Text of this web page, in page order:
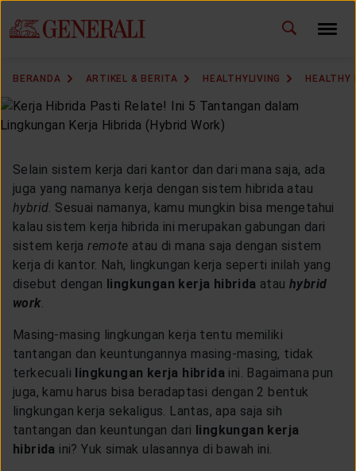
BERANDA ARTIKEL & BERITA HEALTHYLIVING HEALTHY
Selain sistem kerja dari kantor dan dari mana saja, ada
juga yang namanya kerja dengan sistem hibrida atau
hybrid . Sesuai namanya, kamu mungkin bisa mengetahui
kalau sistem kerja hibrida ini merupakan gabungan dari
sistem kerjaremote atau di mana saja dengan sistem
kerja di kantor. Nah, lingkungan kerja seperti inilah yang
disebut dengan lingkungan kerja hibrida atauhybrid
work.
Masing-masing lingkungan kerja tentu memiliki
tantangan dan keuntungannya masing-masing, tidak
terkecuali lingkungan kerja hibrida ini. Bagaimana pun
juga, kamu harus bisa beradaptasi dengan 2 bentuk
lingkungan kerja sekaligus. Lantas, apa saja sih
tantangan dan keuntungan dari lingkungan kerja
hibrida ini? Yuk simak ulasannya di bawah ini.
GANTI BAHASA ID EN
KANTOR PEMASARAN
TEMUKAN AGEN
SOLUSI KAMI
LAYANAN NASABAH
ARTIKEL DAN BERITA